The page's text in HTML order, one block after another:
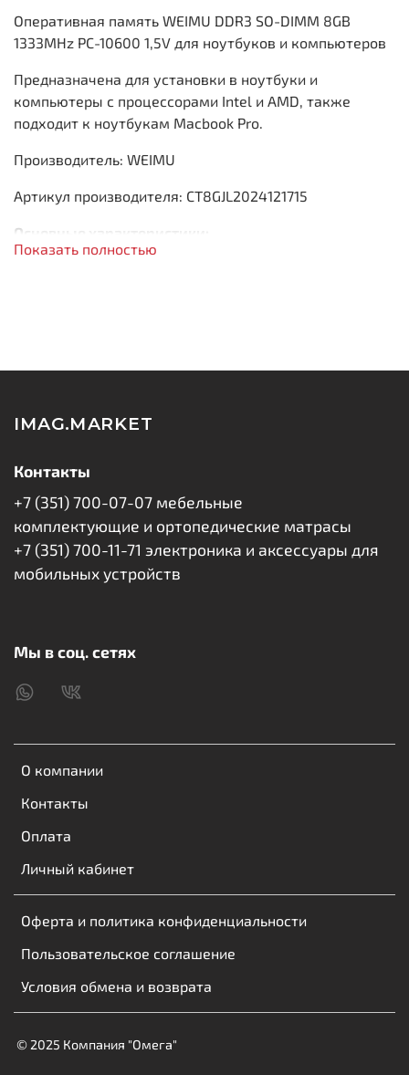
Оперативная память WEIMU DDR3 SO-DIMM 8GB
1333MHz PC-10600 1,5V для ноутбуков и компьютеров
Предназначена для установки в ноутбуки и
компьютеры с процессорами Intel и AMD, также
подходит к ноутбукам Macbook Pro.
Производитель: WEIMU
Артикул производителя: CT8GJL2024121715
Основные характеристики:
- Стандарт памяти: PC-10600; PC3-10600
- Объем одного модуля, гигабайт: 8
Спецификация модуля:
- Поддерживаемые частоты, MHz: 1333
Показать полностью
IMAG.MARKET
О компании
Контакты
Оплата
Личный кабинет
Оферта и политика конфиденциальности
Пользовательское соглашение
Условия обмена и возврата
Контакты
+7 (351) 700-07-07 мебельные
комплектующие и ортопедические матрасы
+7 (351) 700-11-71 электроника и аксессуары для
мобильных устройств
Мы в соц. сетях
© 2025 Компания "Омега"